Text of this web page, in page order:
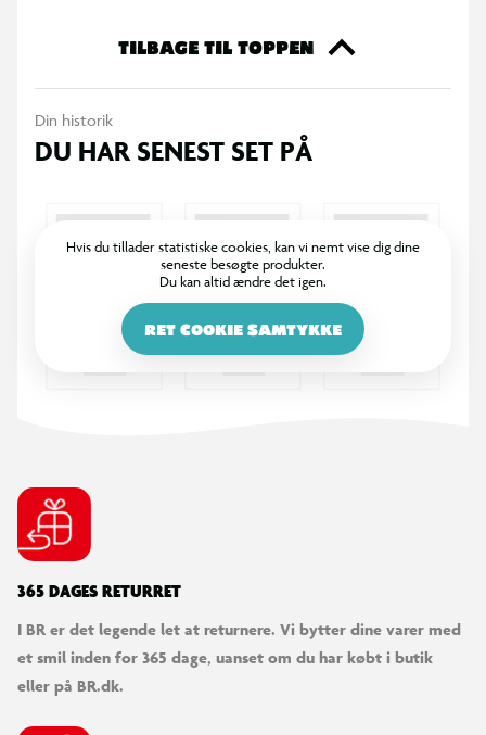
TILBAGE TIL TOPPEN
Din historik
DU HAR SENEST SET PÅ
Hvis du tillader statistiske cookies, kan vi nemt vise dig dine
seneste besøgte produkter.
Du kan altid ændre det igen.
RET COOKIE SAMTYKKE
365 DAGES RETURRET
I BR er det legende let at returnere. Vi bytter dine varer med
et smil inden for 365 dage, uanset om du har købt i butik
eller på BR.dk.